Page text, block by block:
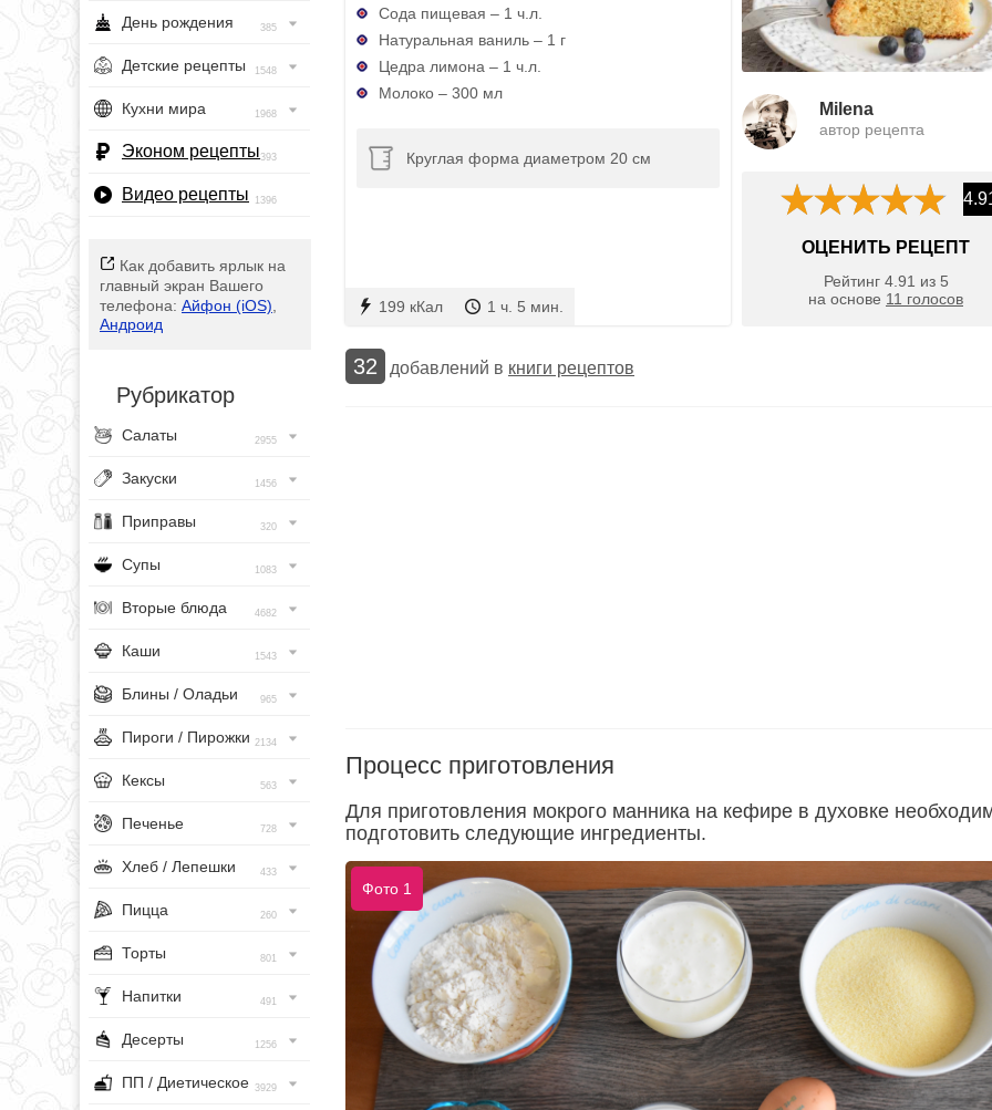
День рождения 385
Детские рецепты 1548
Кухни мира 1968
Эконом рецепты393
Видео рецепты 1396
Как добавить ярлык на
главный экран Вашего
телефона: Айфон (iOS)
Андроид
Рубрикатор
Салаты 2955
Закуски 1456
Приправы 320
Супы 1083
Вторые блюда 4682
Каши 1543
Блины / Оладьи 965
Пироги / Пирожки 2134
Кексы 563
Печенье 728
Хлеб / Лепешки 433
Пицца 260
Торты 801
Напитки 491
Десерты 1256
ПП / Диетическое 3929
Сода пищевая – 1 ч.л.
Натуральная ваниль – 1 г
Цедра лимона – 1 ч.л.
Молоко – 300 мл
Круглая форма диаметром 20 см
199 кКал 1 ч. 5 мин.
Milena
автор рецепта
ОЦЕНИТЬ РЕЦЕПТ
Рейтинг 4.91 из 5
на основе 11 голосов
32 добавлений в книги рецептов
Процесс приготовления
Для приготовления мокрого манника на кефире в духовке
подготовить следующие ингредиенты.
Фото 1